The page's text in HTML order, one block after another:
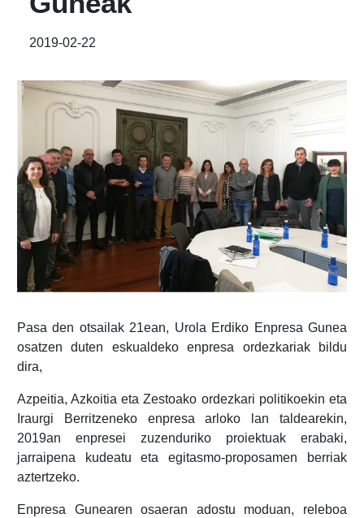
2019-02-22
Pasa den otsailak 21ean, Urola Erdiko Enpresa Gunea
osatzen duten eskualdeko enpresa ordezkariak bildu
dira,
Azpeitia, Azkoitia eta Zestoako ordezkari politikoekin eta
Iraurgi Berritzeneko enpresa arloko lan taldearekin,
2019an enpresei zuzenduriko proiektuak erabaki,
jarraipena kudeatu eta egitasmo-proposamen berriak
aztertzeko.
Enpresa Gunearen osaeran adostu moduan, releboa